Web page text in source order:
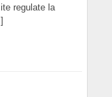
regulate la